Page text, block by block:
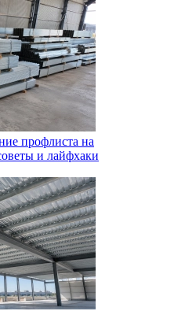
профлиста на
и лайфхаки